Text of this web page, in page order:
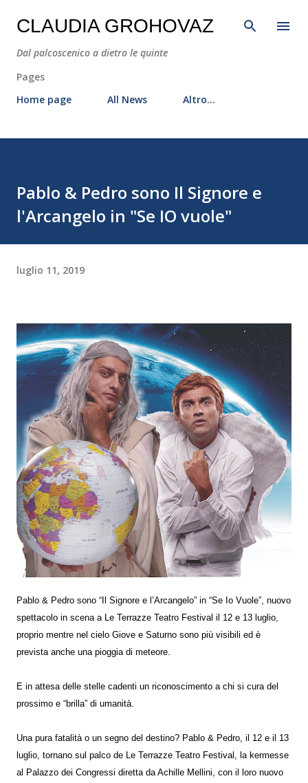
Passa ai contenuti principali
CLAUDIA GROHOVAZ
Dal palcoscenico a dietro le quinte
Pages
Home page
All News Altro…
Pablo & Pedro sono Il Signore e
l'Arcangelo in "Se IO vuole"
luglio 11, 2019
Pablo & Pedro sono “Il Signore e l’Arcangelo” in “Se Io Vuole”, nuovo
spettacolo in scena a Le Terrazze Teatro Festival il 12 e 13 luglio,
proprio mentre nel cielo Giove e Saturno sono più visibili ed è
prevista anche una pioggia di meteore.
E in attesa delle stelle cadenti un riconoscimento a chi si cura del
prossimo e “brilla” di umanità.
Una pura fatalità o un segno del destino? Pablo & Pedro, il 12 e il 13
luglio, tornano sul palco de Le Terrazze Teatro Festival, la kermesse
al Palazzo dei Congressi diretta da Achille Mellini, con il loro nuovo